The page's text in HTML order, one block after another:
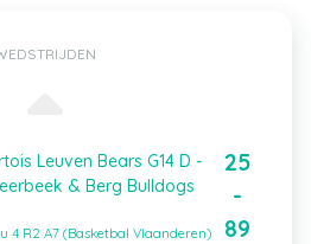
Leuven Bears G14 D -
& Berg Bulldogs
4 R2 A7 (Basketbal Vlaanderen)
25
-
89